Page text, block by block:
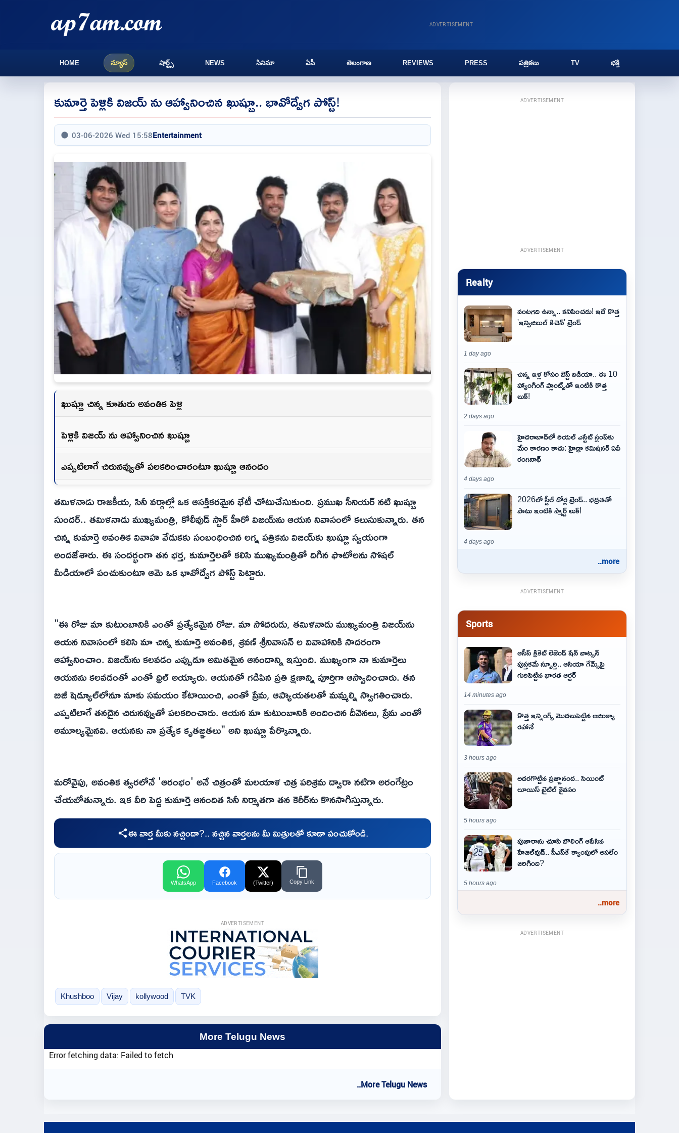
ADVERTISEMENT
HOME న్యూస్ షార్ట్స్ NEWS సినిమా ఏపీ తెలంగాణ REVIEWS PRESS పత్రికలు TV భక్తి
కుమార్తె పెళ్లికి విజయ్ ను ఆహ్వానించిన ఖుష్బూ.. భావోద్వేగ పోస్ట్!
03-06-2026 Wed 15:58Entertainment
ఖుష్బూ చిన్న కూతురు అవంతిక పెళ్లి
పెళ్లికి విజయ్ ను ఆహ్వానించిన ఖుష్బూ
ఎప్పటిలాగే చిరునవ్వుతో పలకరించారంటూ ఖుష్బూ ఆనందం
తమిళనాడు రాజకీయ, సినీ వర్గాల్లో ఒక ఆసక్తికరమైన భేటీ చోటుచేసుకుంది. ప్రముఖ సీనియర్ నటి ఖుష్బూ
సుందర్.. తమిళనాడు ముఖ్యమంత్రి, కోలీవుడ్ స్టార్ హీరో విజయ్‌ను ఆయన నివాసంలో కలుసుకున్నారు. తన
చిన్న కుమార్తె అవంతిక వివాహ వేడుకకు సంబంధించిన లగ్న పత్రికను విజయ్‌కు ఖుష్బూ స్వయంగా
అందజేశారు. ఈ సందర్భంగా తన భర్త, కుమార్తెలతో కలిసి ముఖ్యమంత్రితో దిగిన ఫొటోలను సోషల్
మీడియాలో పంచుకుంటూ ఆమె ఒక భావోద్వేగ పోస్ట్ పెట్టారు.
"ఈ రోజు మా కుటుంబానికి ఎంతో ప్రత్యేకమైన రోజు. మా సోదరుడు, తమిళనాడు ముఖ్యమంత్రి విజయ్‌ను
ఆయన నివాసంలో కలిసి మా చిన్న కుమార్తె అవంతిక, శ్రవణ్ శ్రీనివాసన్ ల వివాహానికి సాదరంగా
ఆహ్వానించాం. విజయ్‌ను కలవడం ఎప్పుడూ అమితమైన ఆనందాన్ని ఇస్తుంది. ముఖ్యంగా నా కుమార్తెలు
ఆయనను కలవడంతో ఎంతో థ్రిల్ అయ్యారు. ఆయనతో గడిపిన ప్రతి క్షణాన్ని పూర్తిగా ఆస్వాదించారు. తన
బిజీ షెడ్యూల్‌లోనూ మాకు సమయం కేటాయించి, ఎంతో ప్రేమ, ఆప్యాయతలతో మమ్మల్ని స్వాగతించారు.
ఎప్పటిలాగే తనదైన చిరునవ్వుతో పలకరించారు. ఆయన మా కుటుంబానికి అందించిన దీవెనలు, ప్రేమ ఎంతో
అమూల్యమైనవి. ఆయనకు నా ప్రత్యేక కృతజ్ఞతలు" అని ఖుష్బూ పేర్కొన్నారు.
మరోవైపు, అవంతిక త్వరలోనే 'ఆరంభం' అనే చిత్రంతో మలయాళ చిత్ర పరిశ్రమ ద్వారా నటిగా అరంగేట్రం
చేయబోతున్నారు. ఇక వీరి పెద్ద కుమార్తె ఆనందిత సినీ నిర్మాతగా తన కెరీర్‌ను కొనసాగిస్తున్నారు.
ఈ వార్త మీకు నచ్చిందా?.. నచ్చిన వార్తలను మీ మిత్రులతో కూడా పంచుకోండి.
WhatsApp Facebook (Twitter) Copy Link
ADVERTISEMENT
Khushboo Vijay kollywood TVK
More Telugu News
Error fetching data: Failed to fetch
..More Telugu News
ADVERTISEMENT
ADVERTISEMENT
Realty
వంటగది ఉన్నా.. కనిపించదు! ఇదే కొత్త
'ఇన్విజిబుల్ కిచెన్' ట్రెండ్
1 day ago
చిన్న ఇళ్ల కోసం బెస్ట్ ఐడియా.. ఈ 10
హ్యాంగింగ్ ప్లాంట్స్‌తో ఇంటికి కొత్త
లుక్!
2 days ago
హైదరాబాద్‌లో రియల్ ఎస్టేట్ స్లంప్‌కు
మేం కారణం కాదు: హైడ్రా కమిషనర్ ఏవీ
రంగనాథ్
4 days ago
2026లో స్టీల్ డోర్ల ట్రెండ్.. భద్రతతో
పాటు ఇంటికి స్మార్ట్ లుక్!
4 days ago
..more
ADVERTISEMENT
Sports
ఆసీస్ క్రికెట్ లెజెండ్ షేన్ వాట్సన్
పుస్తకమే స్ఫూర్తి.. ఆసియా గేమ్స్‌పై
గురిపెట్టిన భారత ఆర్చర్
14 minutes ago
కొత్త ఇన్నింగ్స్ మొదలుపెట్టిన అజింక్యా
రహానే
3 hours ago
అదరగొట్టిన ప్రజ్ఞానంద.. సెయింట్‌
లూయిస్ టైటిల్‌ కైవసం
5 hours ago
పుజారాను చూసి బౌలింగ్ ఆపేసిన
హేజిల్‌వుడ్.. సీఎస్‌కే క్యాంపులో అసలేం
జరిగింది?
5 hours ago
..more
ADVERTISEMENT